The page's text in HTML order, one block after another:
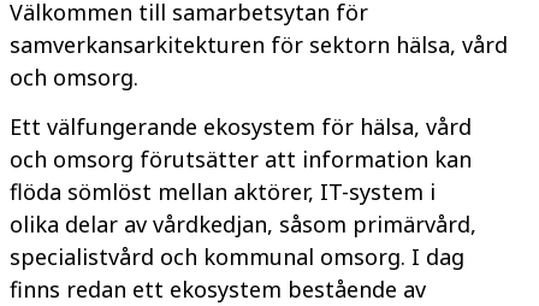
Välkommen till samarbetsytan för
samverkansarkitekturen för sektorn hälsa, vård
och omsorg.
Ett välfungerande ekosystem för hälsa, vård
och omsorg förutsätter att information kan
flöda sömlöst mellan aktörer, IT-system i
olika delar av vårdkedjan, såsom primärvård,
specialistvård och kommunal omsorg. I dag
finns redan ett ekosystem bestående av